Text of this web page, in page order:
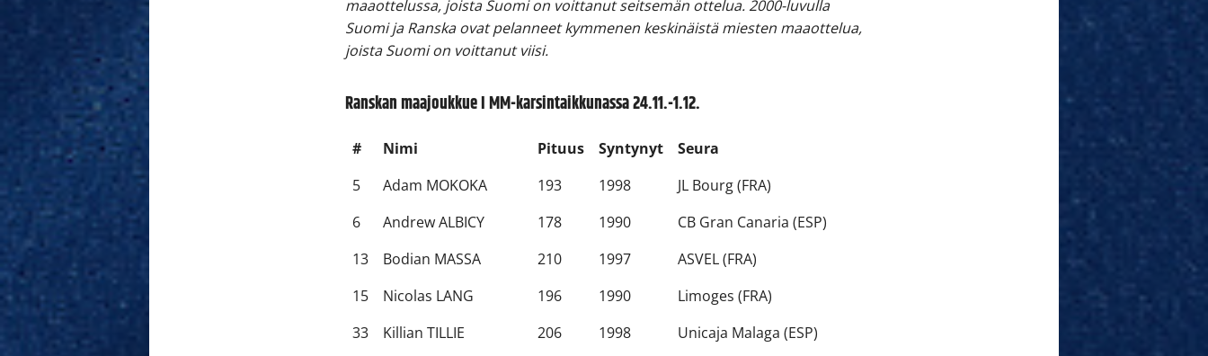
maaottelussa, joista Suomi on voittanut seitsemän ottelua. 2000-luvulla
Suomi ja Ranska ovat pelanneet kymmenen keskinäistä miesten maaottelua,
joista Suomi on voittanut viisi.
Ranskan maajoukkue I MM-karsintaikkunassa 24.11.-1.12.
# Nimi Pituus Syntynyt
Seura
5
Adam MOKOKA 193 1998
JL Bourg (FRA)
6
Andrew ALBICY 178 1990
CB Gran Canaria (ESP)
13
Bodian MASSA 210 1997
ASVEL (FRA)
15
Nicolas LANG 196 1990
Limoges (FRA)
33
Killian TILLIE 206 1998 Unicaja Malaga (ESP)